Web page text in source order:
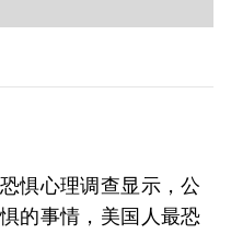
惧心理调查显示，公
的事情，美国人最恐